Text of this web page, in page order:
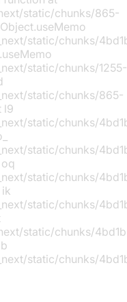
static/chunks/865-
static/chunks/
static/chunks/1255-
static/chunks/865-
l9
static/chunks/
static/chunks/
static/chunks/
static/chunks/
static/chunks/
static/chunks/